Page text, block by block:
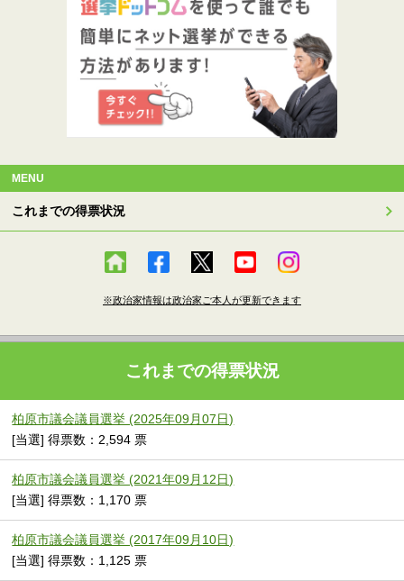
MENU
これまでの得票状況
※政治家情報は政治家ご本人が更新できます
これまでの得票状況
柏原市議会議員選挙 (2025年09月07日)
[当選] 得票数：2,594 票
柏原市議会議員選挙 (2021年09月12日)
[当選] 得票数：1,170 票
柏原市議会議員選挙 (2017年09月10日)
[当選] 得票数：1,125 票